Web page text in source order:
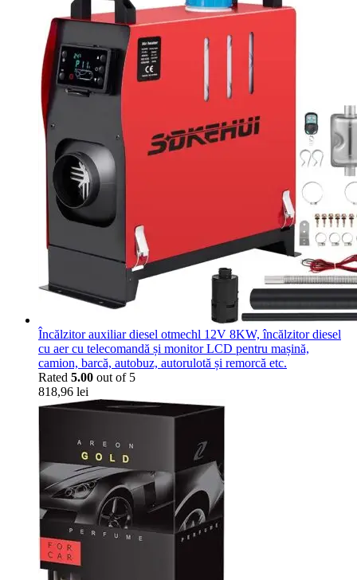
Încălzitor auxiliar diesel otmechl 12V 8KW, încălzitor diesel
cu aer cu telecomandă și monitor LCD pentru mașină,
camion, barcă, autobuz, autorulotă și remorcă etc.
Rated 5.00 out of 5
818,96 lei